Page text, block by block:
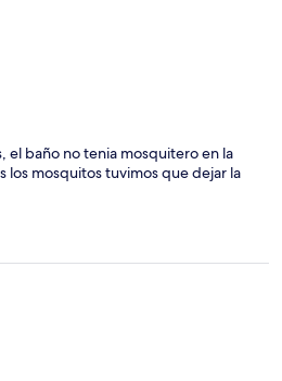
el baño no tenia mosquitero en la
los mosquitos tuvimos que dejar la